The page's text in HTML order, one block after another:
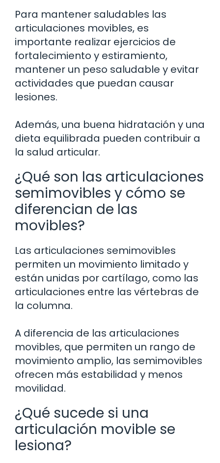
Para mantener saludables las
articulaciones movibles, es
importante realizar ejercicios de
fortalecimiento y estiramiento,
mantener un peso saludable y evitar
actividades que puedan causar
lesiones.
Además, una buena hidratación y una
dieta equilibrada pueden contribuir a
la salud articular.
¿Qué son las articulaciones
semimovibles y cómo se
diferencian de las
movibles?
Las articulaciones semimovibles
permiten un movimiento limitado y
están unidas por cartílago, como las
articulaciones entre las vértebras de
la columna.
A diferencia de las articulaciones
movibles, que permiten un rango de
movimiento amplio, las semimovibles
ofrecen más estabilidad y menos
movilidad.
¿Qué sucede si una
articulación movible se
lesiona?